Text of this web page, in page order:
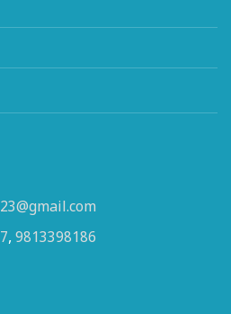
, 9813398186